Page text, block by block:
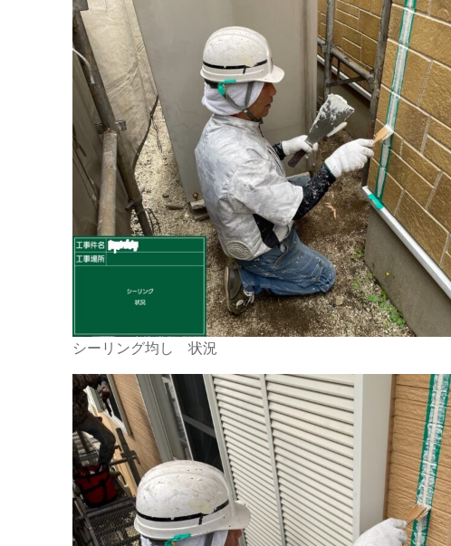
シーリング均し 状況